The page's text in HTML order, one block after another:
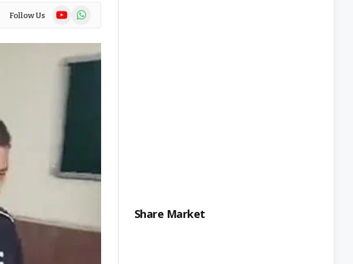
Follow Us YouTubeWhatsApp
Share Market